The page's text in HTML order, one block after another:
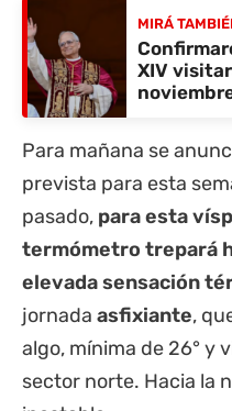
MIRÁ
XIV
Para mañana se
prevista para esta
pasado, para esta
termómetro trepará
elevada sensación
jornada asfixiante,
algo, mínima de 26° y
sector norte. Hacia la